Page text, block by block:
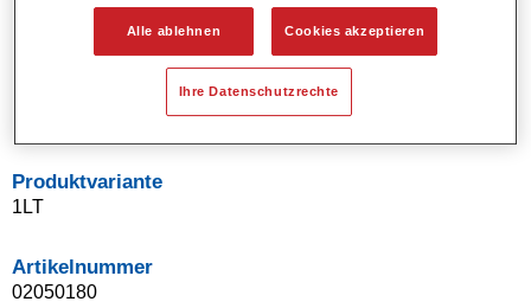
Ausgezeichnetes Deckvermögen.
Ermöglicht Reparaturlackierungen ohne Übergänge.
Hervorragend zur Beilackierung geeignet.
Kann gehärtet werden.
Effiziente Lackierung in einem Arbeitsgang.
Produktvariante
1LT
Artikelnummer
02050180
Alle ablehnen Cookies akzeptieren
Ihre Datenschutzrechte